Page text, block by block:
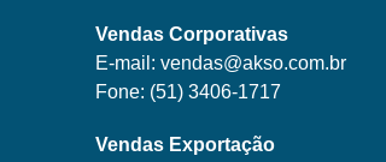
Vendas Corporativas
E-mail:vendas@akso.com.br
Fone: (51) 3406-1717
Vendas Exportação